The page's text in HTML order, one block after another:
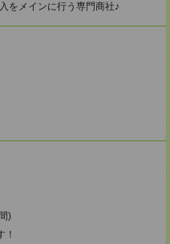
をメインに行う専門商社♪
)